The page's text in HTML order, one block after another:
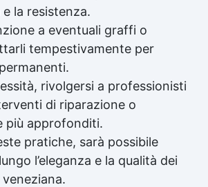
la resistenza.
a eventuali graffi o
tempestivamente per
rivolgersi a professionisti
di riparazione o
più approfonditi.
pratiche, sarà possibile
l’eleganza e la qualità dei